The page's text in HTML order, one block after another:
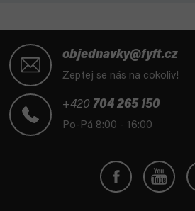
objednavky@fyft.cz
Zeptej se nás na cokoliv!
+420 704 265 150
Po-Pá 8:00 - 16:00